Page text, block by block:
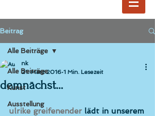
Beitrag
Alle Beiträge
Kunst
Ausstellung
Alle Beiträge
demnächst...
nk
21. März 2016 1 Min. Lesezeit
ulrike greifenender lädt in unserem